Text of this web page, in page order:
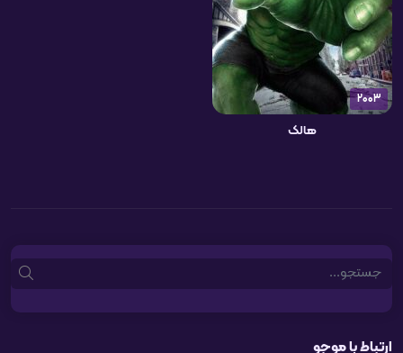
2003
هالک
Search
ارتباط با موجو